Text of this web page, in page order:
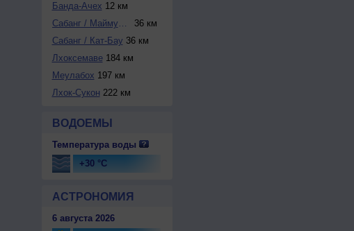
Банда-Ачех 12 км
Сабанг / Маймун-С...
36 км
Сабанг / Кат-Бау 36 км
Лхоксемаве184 км
Меулабох 197 км
Лхок-Сукон 222 км
ВОДОЕМЫ
Температура воды
+30 °C
АСТРОНОМИЯ
6 августа 2026